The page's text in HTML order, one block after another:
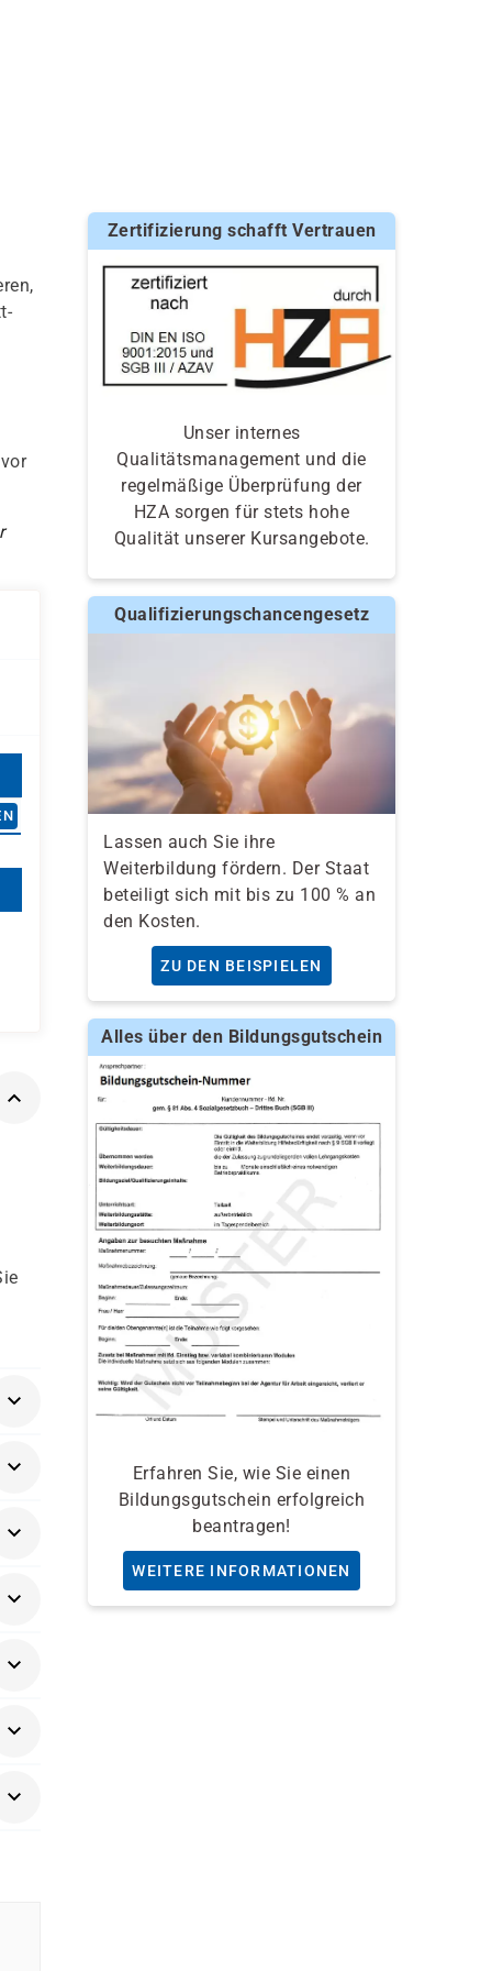
Zertifizierung schafft Vertrauen
Unser internes
Qualitätsmanagement und die
regelmäßige Überprüfung der
HZA sorgen für stets hohe
Qualität unserer Kursangebote.
Qualifizierungschancengesetz
Lassen auch Sie ihre
Weiterbildung fördern. Der Staat
beteiligt sich mit bis zu 100 % an
den Kosten.
ZU DEN BEISPIELEN
Alles über den Bildungsgutschein
Erfahren Sie, wie Sie einen
Bildungsgutschein erfolgreich
beantragen!
WEITERE INFORMATIONEN